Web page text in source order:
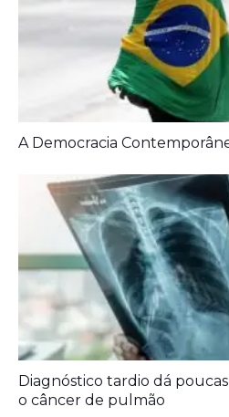
A Democracia
Diagnóstico tardio dá
o câncer de pulmão